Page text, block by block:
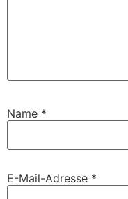
Name *
E-Mail-Adresse *